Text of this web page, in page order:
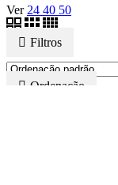
Ver 24 40 50
Filtros
Ordenação